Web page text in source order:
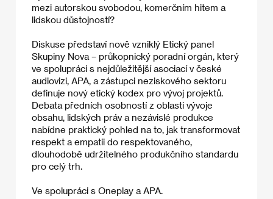
mezi autorskou svobodou, komerčním hitem a
lidskou důstojností?
Diskuse představí nově vzniklý Etický panel
Skupiny Nova – průkopnický poradní orgán, který
ve spolupráci s nejdůležitější asociací v české
audiovizi, APA, a zástupci neziskového sektoru
definuje nový etický kodex pro vývoj projektů.
Debata předních osobností z oblasti vývoje
obsahu, lidských práv a nezávislé produkce
nabídne praktický pohled na to, jak transformovat
respekt a empatii do respektovaného,
dlouhodobě udržitelného produkčního standardu
pro celý trh.
Ve spolupráci s Oneplay a APA.